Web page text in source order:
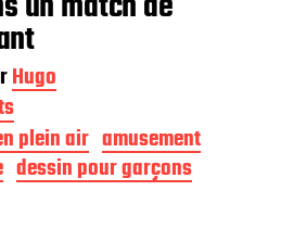
Hugo
plein air amusement
dessin pour garçons